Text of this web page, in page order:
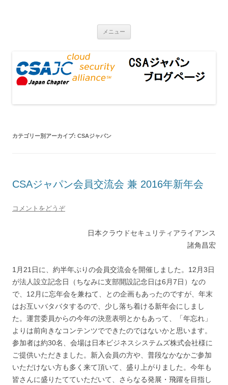
メニュー
カテゴリー別アーカイブ: CSAジャパン
CSAジャパン会員交流会 兼 2016年新年会
コメントをどうぞ
日本クラウドセキュリティアライアンス
諸角昌宏
1月21日に、約半年ぶりの会員交流会を開催しました。12月3日
が法人設立記念日（ちなみに支部開設記念日は6月7日）なの
で、12月に忘年会を兼ねて、との企画もあったのですが、年末
はお互いバタバタするので、少し落ち着ける新年会にしまし
た。運営委員からの今年の決意表明とかもあって、「年忘れ」
よりは前向きなコンテンツでできたのではないかと思います。
参加者は約30名、会場は日本ビジネスシステムズ株式会社様に
ご提供いただきました。新入会員の方や、普段なかなかご参加
いただけない方も多く来て頂いて、盛り上がりました。今年も
皆さんに盛りたてていただいて、さらなる発展・飛躍を目指し